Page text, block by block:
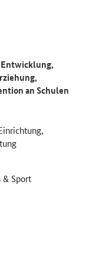
an Schulen
& Sport